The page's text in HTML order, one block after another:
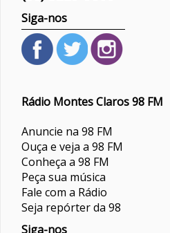
Siga-nos
Rádio Montes Claros 98 FM
Anuncie na 98 FM
Ouça e veja a 98 FM
Conheça a 98 FM
Peça sua música
Fale com a Rádio
Seja repórter da 98
Siga-nos